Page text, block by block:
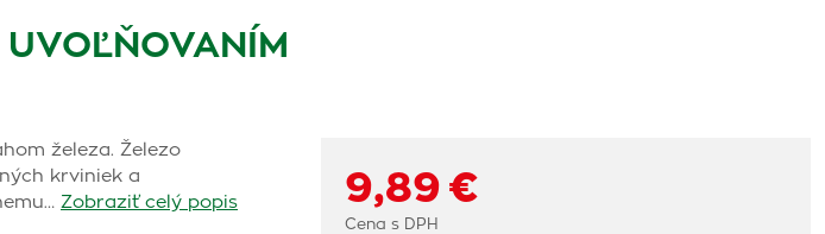
železa. Železo
krviniek a
Zobraziť celý popis 9,89 €
Cena s DPH